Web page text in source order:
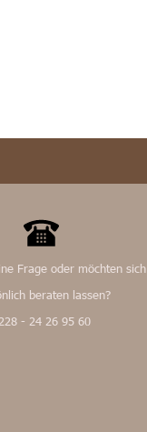
Frage oder möchten sich
beraten lassen?
- 24 26 95 60